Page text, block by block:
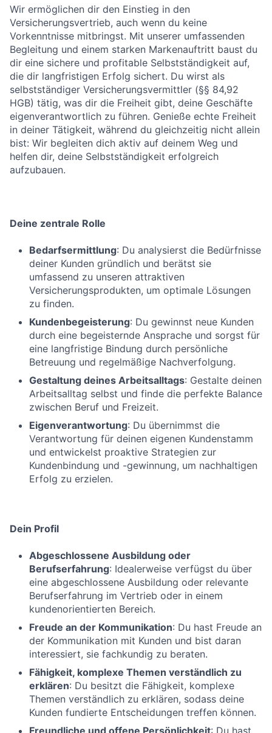
Wir ermöglichen dir den Einstieg in den
Versicherungsvertrieb, auch wenn du keine
Vorkenntnisse mitbringst. Mit unserer umfassenden
Begleitung und einem starken Markenauftritt baust du
dir eine sichere und profitable Selbstständigkeit auf,
die dir langfristigen Erfolg sichert. Du wirst als
selbstständiger Versicherungsvermittler (§§ 84,92
HGB) tätig, was dir die Freiheit gibt, deine Geschäfte
eigenverantwortlich zu führen. Genieße echte Freiheit
in deiner Tätigkeit, während du gleichzeitig nicht allein
bist: Wir begleiten dich aktiv auf deinem Weg und
helfen dir, deine Selbstständigkeit erfolgreich
aufzubauen.
Deine zentrale Rolle
Bedarfsermittlung: Du analysierst die Bedürfnisse
deiner Kunden gründlich und berätst sie
umfassend zu unseren attraktiven
Versicherungsprodukten, um optimale Lösungen
zu finden.
Kundenbegeisterung: Du gewinnst neue Kunden
durch eine begeisternde Ansprache und sorgst für
eine langfristige Bindung durch persönliche
Betreuung und regelmäßige Nachverfolgung.
Gestaltung deines Arbeitsalltags: Gestalte deinen
Arbeitsalltag selbst und finde die perfekte Balance
zwischen Beruf und Freizeit.
Eigenverantwortung: Du übernimmst die
Verantwortung für deinen eigenen Kundenstamm
und entwickelst proaktive Strategien zur
Kundenbindung und -gewinnung, um nachhaltigen
Erfolg zu erzielen.
Dein Profil
Abgeschlossene Ausbildung oder
Berufserfahrung: Idealerweise verfügst du über
eine abgeschlossene Ausbildung oder relevante
Berufserfahrung im Vertrieb oder in einem
kundenorientierten Bereich.
Freude an der Kommunikation: Du hast Freude an
der Kommunikation mit Kunden und bist daran
interessiert, sie fachkundig zu beraten.
Fähigkeit, komplexe Themen verständlich zu
erklären: Du besitzt die Fähigkeit, komplexe
Themen verständlich zu erklären, sodass deine
Kunden fundierte Entscheidungen treffen können.
Freundliche und offene Persönlichkeit: Du hast